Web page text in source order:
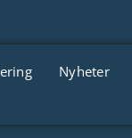
Nyheter